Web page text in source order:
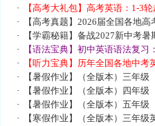
·
【高考大礼包】高考英语：1-3
·
【高考真题】2026届全国各地高
·
【学霸秘籍】备战2027新中考
·
【语法宝典】初中英语语法复习
·
【听力宝典】历年全国各地中考
·
【暑假作业】（全版本）三年级
·
【暑假作业】（全版本）四年级
·
【暑假作业】（全版本）五年级
·
【寒假作业】（全版本）三年级